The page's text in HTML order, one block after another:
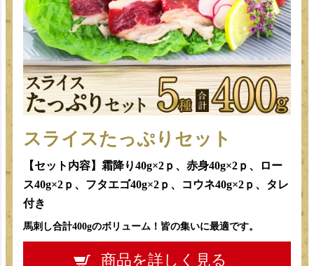
スライスたっぷりセット
【セット内容】霜降り40g×2ｐ、赤身40g×2ｐ、ロー
ス40g×2ｐ、フタエゴ40g×2ｐ、コウネ40g×2ｐ、タレ
付き
馬刺し合計400gのボリューム！皆の集いに最適です。
商品を詳しく見る